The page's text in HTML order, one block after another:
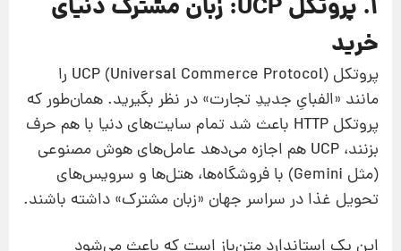
۱. پروتکل UCP: زبان مشترک دنیای
خرید
پروتکل UCP (Universal Commerce Protocol) را
مانند «الفبایِ جدیدِ تجارت» در نظر بگیرید. همان‌طور که
پروتکل HTTP باعث شد تمام سایت‌های دنیا با هم حرف
بزنند، UCP هم اجازه می‌دهد عامل‌های هوش مصنوعی
(مثل Gemini) با فروشگاه‌ها، هتل‌ها و سرویس‌های
تحویل غذا در سراسر جهان «زبان مشترک» داشته باشند.